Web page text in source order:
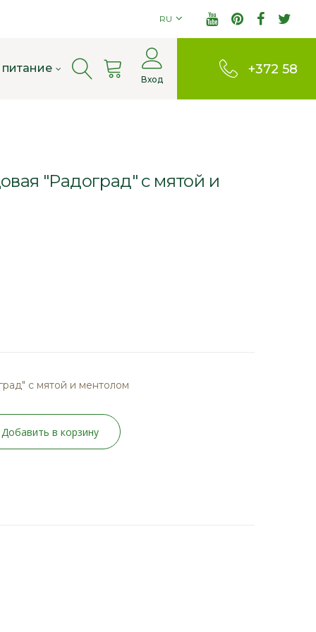
RU
Cart
Вход
+372 58
"Радоград" с мятой и
с мятой и ментолом
Добавить в корзину